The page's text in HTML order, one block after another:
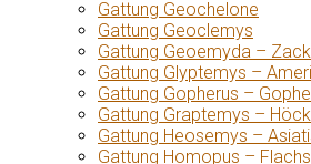
Gattung Geochelone
Gattung Geoclemys
Gattung Geoemyda –
Gattung Glyptemys –
Gattung Gopherus –
Gattung Graptemys –
Gattung Heosemys –
Gattung Homopus –